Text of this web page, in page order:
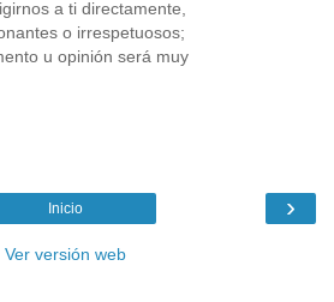
a ti directamente,
o irrespetuosos;
u opinión será muy
›
Inicio
Ver versión web